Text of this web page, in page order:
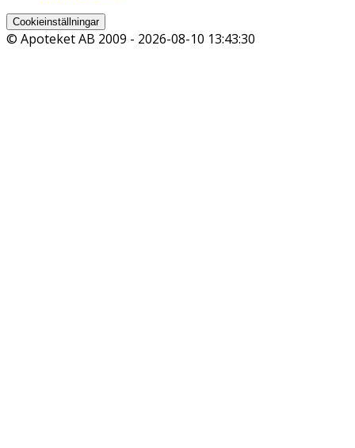
Cookieinställningar
© Apoteket AB 2009 - 2026-08-10 13:43:30